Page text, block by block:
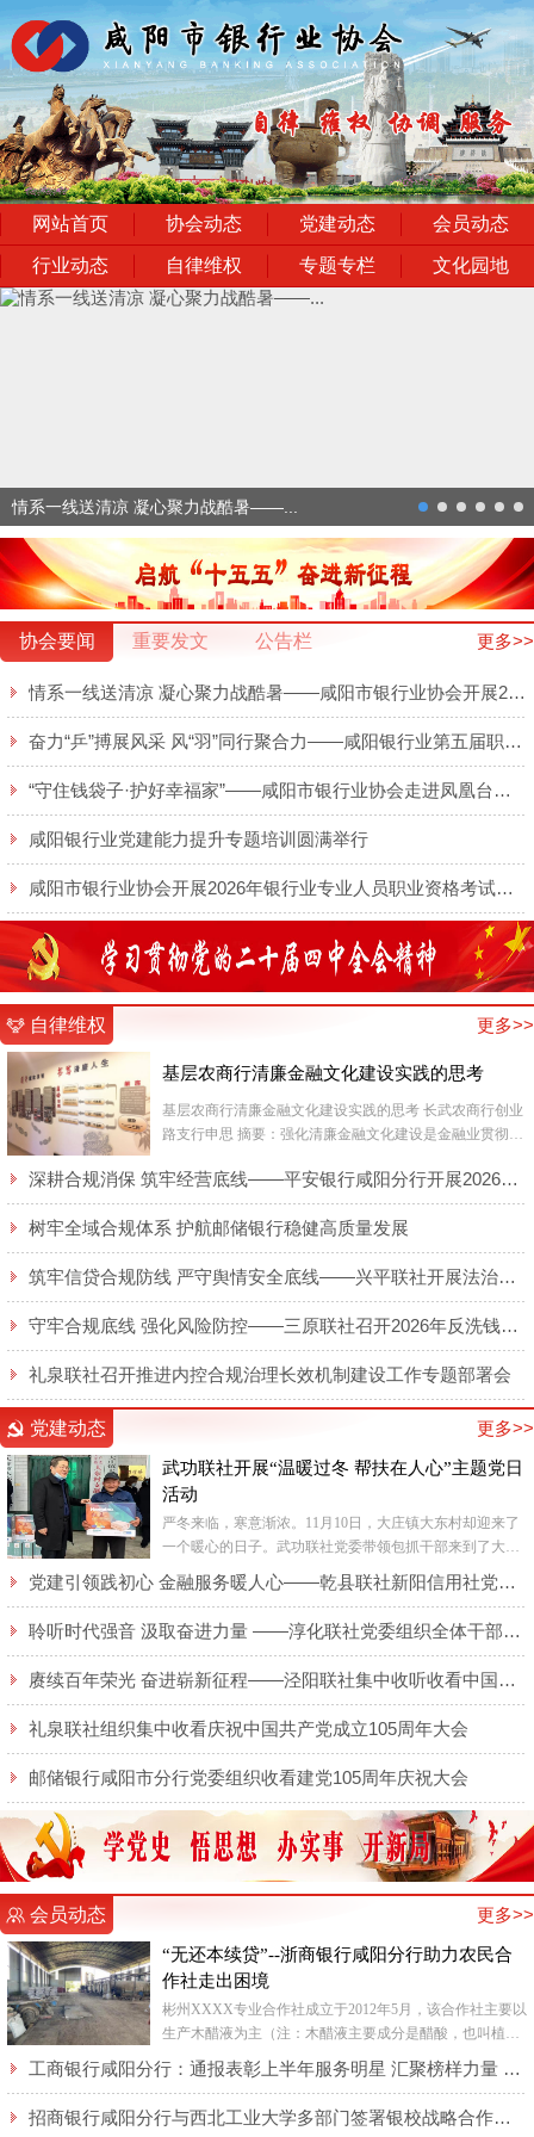
网站首页 协会动态 党建动态 会员动态
行业动态 自律维权 专题专栏 文化园地
情系一线送清凉 凝心聚力战酷暑——...
协会要闻 重要发文 公告栏 更多>>
情系一线送清凉 凝心聚力战酷暑——咸阳市银行业协会开展2026年夏日送清凉慰问活动
奋力“乒”搏展风采 风“羽”同行聚合力——咸阳银行业第五届职工乒羽球赛圆满举行
“守住钱袋子·护好幸福家”——咸阳市银行业协会走进凤凰台开展金融知识宣传
咸阳银行业党建能力提升专题培训圆满举行
咸阳市银行业协会开展2026年银行业专业人员职业资格考试线上培训
自律维权 更多>>
基层农商行清廉金融文化建设实践的思考
基层农商行清廉金融文化建设实践的思考 长武农商行创业
路支行申思 摘要：强化清廉金融文化建设是金融业贯彻国
深耕合规消保 筑牢经营底线——平安银行咸阳分行开展2026年廉洁合规及消保专题培训
树牢全域合规体系 护航邮储银行稳健高质量发展
筑牢信贷合规防线 严守舆情安全底线——兴平联社开展法治大讲堂活动
守牢合规底线 强化风险防控——三原联社召开2026年反洗钱和反恐怖融资专题培训会
礼泉联社召开推进内控合规治理长效机制建设工作专题部署会
党建动态 更多>>
武功联社开展“温暖过冬 帮扶在人心”主题党日
活动
严冬来临，寒意渐浓。11月10日，大庄镇大东村却迎来了
一个暖心的日子。武功联社党委带领包抓干部来到了大庄
镇大东村，给脱贫户送来了生活所需的电热毯，在寒冬中
为群众送...
党建引领践初心 金融服务暖人心——乾县联社新阳信用社党支部全力保障“智慧餐厅”纪实
聆听时代强音 汲取奋进力量 ——淳化联社党委组织全体干部职工集中收听收看庆祝 中国共产党成立105周年大会实况直播
赓续百年荣光 奋进崭新征程——泾阳联社集中收听收看中国共产党成立105周年大会实况
礼泉联社组织集中收看庆祝中国共产党成立105周年大会
邮储银行咸阳市分行党委组织收看建党105周年庆祝大会
会员动态 更多>>
“无还本续贷”--浙商银行咸阳分行助力农民合
作社走出困境
彬州XXXX专业合作社成立于2012年5月，该合作社主要以
生产木醋液为主（注：木醋液主要成分是醋酸，也叫植物
酸，是木材等生物质在干馏设备中干馏后导出的蒸汽气体
混合物经...
工商银行咸阳分行：通报表彰上半年服务明星 汇聚榜样力量 激发奋进动能
招商银行咸阳分行与西北工业大学多部门签署银校战略合作协议